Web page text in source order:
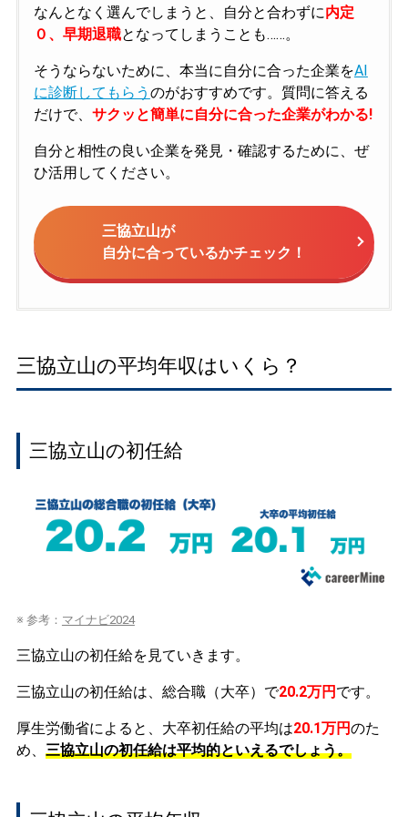
なんとなく選んでしまうと、自分と合わずに内定
０、早期退職となってしまうことも……。
そうならないために、本当に自分に合った企業をAI
に診断してもらう のがおすすめです。質問に答える
だけで、 サクッと簡単に自分に合った企業がわかる!
自分と相性の良い企業を発見・確認するために、ぜ
ひ活用してください。
三協立山が
自分に合っているかチェック！
三協立山の平均年収はいくら？
三協立山の初任給
※ 参考： マイナビ2024
三協立山の初任給を見ていきます。
三協立山の初任給は、総合職（大卒）で20.2万円 です。
厚生労働省によると、大卒初任給の平均は20.1万円のた
め、 三協立山の初任給は平均的といえるでしょう。